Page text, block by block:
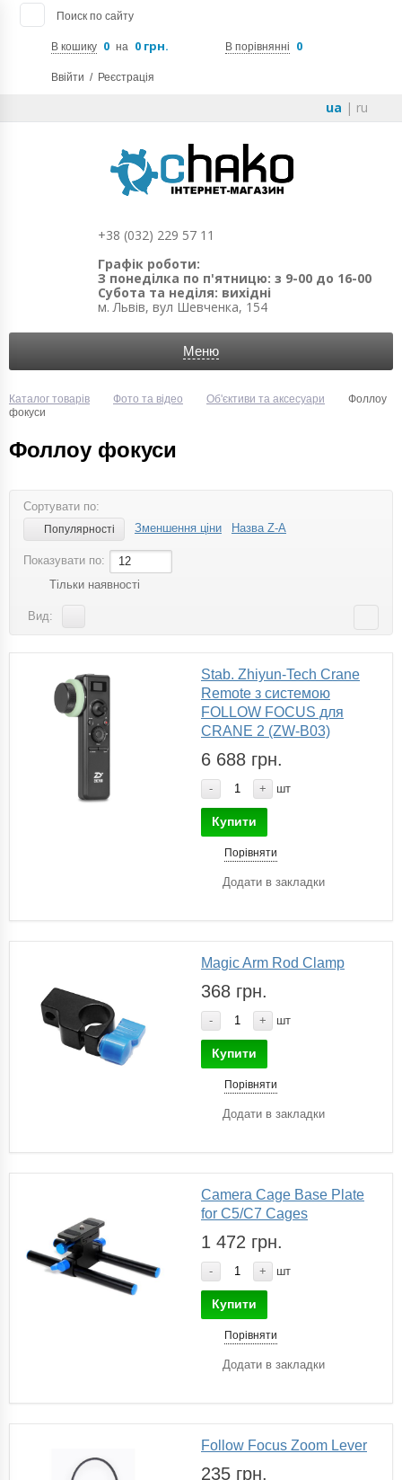
Поиск по сайту
В кошику 0 на 0 грн. В порівнянні 0
Ввійти / Реєстрація
ua | ru
+38 (032) 229 57 11
Графік роботи:
З понеділка по п'ятницю: з 9-00 до 16-00
Субота та неділя: вихідні
м. Львів, вул Шевченка, 154
Меню
Каталог товарів Фото та відео Об'єктиви та аксесуари
Фоллоу
фокуси
Фоллоу фокуси
Сортувати по:
Популярності Зменшення ціни Назва Z-A
Показувати по:
12
Тільки наявності
Вид:
Stab. Zhiyun-Tech Crane
Remote з системою
FOLLOW FOCUS для
CRANE 2 (ZW-B03)
6 688 грн.
- + шт
Купити
Порівняти
Додати в закладки
Magic Arm Rod Clamp
368 грн.
- + шт
Купити
Порівняти
Додати в закладки
Camera Cage Base Plate
for C5/C7 Cages
1 472 грн.
- + шт
Купити
Порівняти
Додати в закладки
Follow Focus Zoom Lever
235 грн.